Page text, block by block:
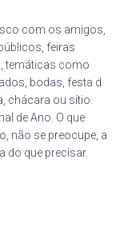
com os amigos,
feiras
temáticas como
bodas, festa d
chácara ou sítio.
de Ano. O que
não se preocupe, a
do que precisar.